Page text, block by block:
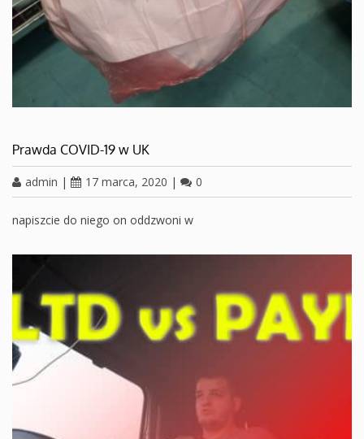
Prawda COVID-19 w UK
admin | 17 marca, 2020 | 0
napiszcie do niego on oddzwoni w